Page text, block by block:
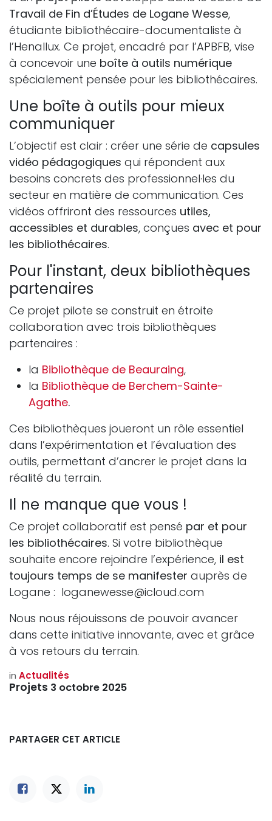
Travail de Fin d’Études de Logane Wesse,
étudiante bibliothécaire-documentaliste à
l’Henallux. Ce projet, encadré par l’APBFB, vise
à concevoir une boîte à outils numérique
spécialement pensée pour les bibliothécaires.
Une boîte à outils pour mieux
communiquer
L’objectif est clair : créer une série de capsules
vidéo pédagogiques qui répondent aux
besoins concrets des professionnel·les du
secteur en matière de communication. Ces
vidéos offriront des ressources utiles,
accessibles et durables, conçues avec et pour
les bibliothécaires.
Pour l'instant, deux bibliothèques
partenaires
Ce projet pilote se construit en étroite
collaboration avec trois bibliothèques
partenaires :
la Bibliothèque de Beauraing,
la Bibliothèque de Berchem-Sainte-
Agathe.
Ces bibliothèques joueront un rôle essentiel
dans l’expérimentation et l’évaluation des
outils, permettant d’ancrer le projet dans la
réalité du terrain.
Il ne manque que vous !
Ce projet collaboratif est pensé par et pour
les bibliothécaires. Si votre bibliothèque
souhaite encore rejoindre l’expérience, il est
toujours temps de se manifester auprès de
Logane : loganewesse@icloud.com
Nous nous réjouissons de pouvoir avancer
dans cette initiative innovante, avec et grâce
à vos retours du terrain.
in Actualités
Projets 3 octobre 2025
PARTAGER CET ARTICLE